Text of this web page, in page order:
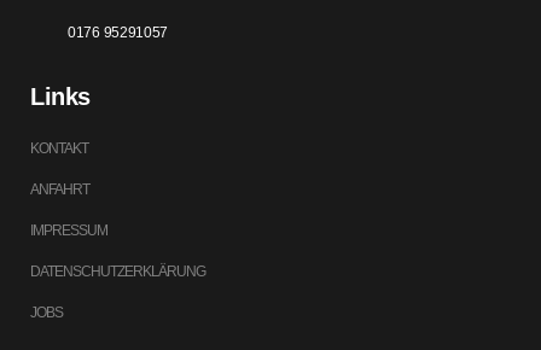
0176 95291057
Links
KONTAKT
ANFAHRT
IMPRESSUM
DATENSCHUTZERKLÄRUNG
JOBS